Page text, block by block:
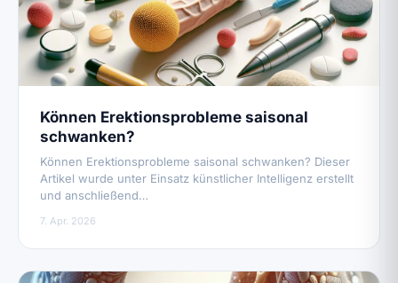
Können Erektionsprobleme saisonal
schwanken?
Können Erektionsprobleme saisonal schwanken? Dieser
Artikel wurde unter Einsatz künstlicher Intelligenz erstellt
und anschließend…
7. Apr. 2026